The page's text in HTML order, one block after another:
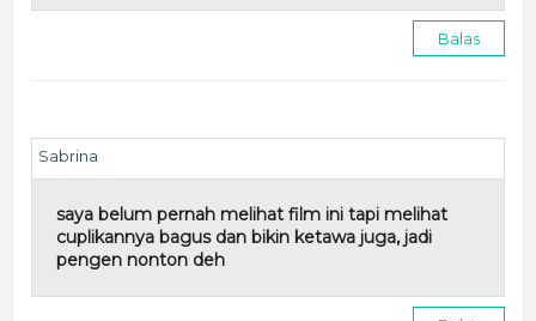
Balas
Sabrina
saya belum pernah melihat film ini tapi melihat
cuplikannya bagus dan bikin ketawa juga, jadi
pengen nonton deh